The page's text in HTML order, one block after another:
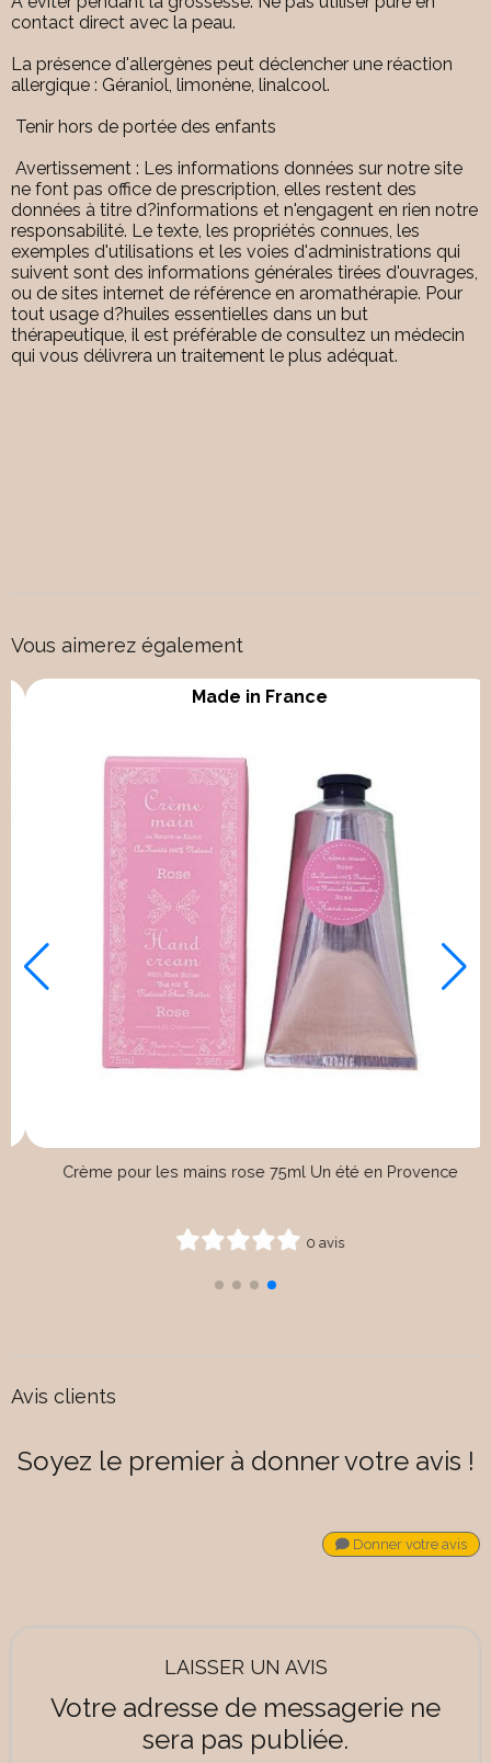
contact direct avec la peau.
La présence d'allergènes peut déclencher une réaction
allergique : Géraniol, limonène, linalcool.
Tenir hors de portée des enfants
Avertissement : Les informations données sur notre site
ne font pas office de prescription, elles restent des
données à titre d?informations et n'engagent en rien notre
responsabilité. Le texte, les propriétés connues, les
exemples d'utilisations et les voies d'administrations qui
suivent sont des informations générales tirées d'ouvrages,
ou de sites internet de référence en aromathérapie. Pour
tout usage d?huiles essentielles dans un but
thérapeutique, il est préférable de consultez un médecin
qui vous délivrera un traitement le plus adéquat.
Vous aimerez également
en sisal pour gommage du dos
Avis clients
Soyez le premier à donner votre avis !
Donner votre avis
LAISSER UN AVIS
Votre adresse de messagerie ne
sera pas publiée.